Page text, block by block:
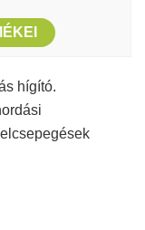
hígító.